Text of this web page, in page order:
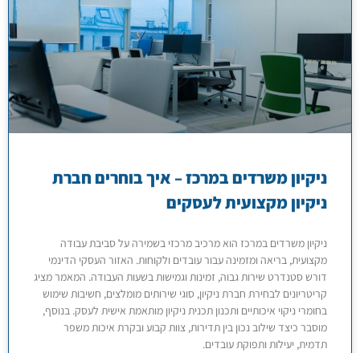
ניקיון משרדים במרכז – איך בוחרים חברת
ניקיון מקצועית לעסקים
ניקיון משרדים במרכז הוא מרכיב מרכזי בשמירה על סביבת עבודה
מקצועית, בריאה ומזמינה עבור עובדים ולקוחות. האזור העסקי הדינמי
דורש סטנדרט שירות גבוה, זמינות וגמישות בשעות העבודה. המאמר מציג
קריטריונים לבחירת חברת ניקיון, סוגי שירותים מומלצים, חשיבות שימוש
בחומרי ניקוי איכותיים ותכנון תכנית ניקיון מותאמת אישית לעסק. בנוסף,
מוסבר כיצד שילוב נכון בין תדירות, צוות קבוע ובקרת איכות משפר
תדמית, יעילות ותפוקת עובדים.